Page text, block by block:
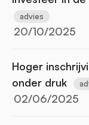
advies
20/10/2025
Hoger
onder druk
02/06/2025